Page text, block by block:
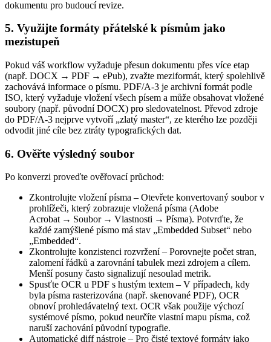
dokumentu pro budoucí revize.
5. Využijte formáty přátelské k písmům jako
mezistupeň
Pokud váš workflow vyžaduje přesun dokumentu přes více etap
(např. DOCX → PDF → ePub), zvažte meziformát, který spolehlivě
zachovává informace o písmu. PDF/A‑3 je archivní formát podle
ISO, který vyžaduje vložení všech písem a může obsahovat vložené
soubory (např. původní DOCX) pro sledovatelnost. Převod zdroje
do PDF/A‑3 nejprve vytvoří „zlatý master“, ze kterého lze později
odvodit jiné cíle bez ztráty typografických dat.
6. Ověřte výsledný soubor
Po konverzi proveďte ověřovací průchod:
Zkontrolujte vložení písma – Otevřete konvertovaný soubor v
prohlížeči, který zobrazuje vložená písma (Adobe
Acrobat → Soubor → Vlastnosti → Písma). Potvrďte, že
každé zamýšlené písmo má stav „Embedded Subset“ nebo
„Embedded“.
Zkontrolujte konzistenci rozvržení – Porovnejte počet stran,
zalomení řádků a zarovnání tabulek mezi zdrojem a cílem.
Menší posuny často signalizují nesoulad metrik.
Spusťte OCR u PDF s hustým textem – V případech, kdy
byla písma rasterizována (např. skenované PDF), OCR
obnoví prohledávatelný text. OCR však použije výchozí
systémové písmo, pokud neurčíte vlastní mapu písma, což
naruší zachování původní typografie.
Automatické diff nástroje – Pro čisté textové formáty jako